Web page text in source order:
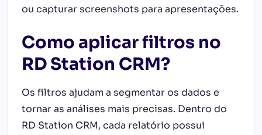
ou capturar screenshots para apresentações.
Como aplicar filtros no
RD Station CRM?
Os filtros ajudam a segmentar os dados e
tornar as análises mais precisas. Dentro do
RD Station CRM, cada relatório possui